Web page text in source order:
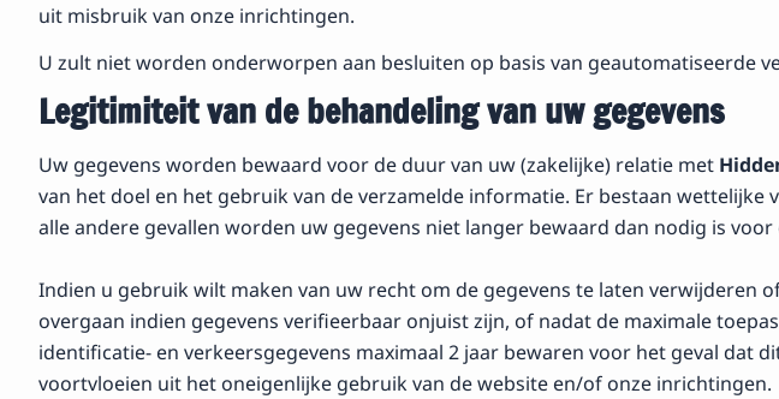
uit misbruik van onze inrichtingen.
U zult niet worden onderworpen aan besluiten op basis van geautomatiseerde
Legitimiteit van de behandeling van uw gegevens
Uw gegevens worden bewaard voor de duur van uw (zakelijke) relatie met
van het doel en het gebruik van de verzamelde informatie. Er bestaan
alle andere gevallen worden uw gegevens niet langer bewaard dan nodig is
Indien u gebruik wilt maken van uw recht om de gegevens te laten
overgaan indien gegevens verifieerbaar onjuist zijn, of nadat de maximale
identificatie- en verkeersgegevens maximaal 2 jaar bewaren voor het geval
voortvloeien uit het oneigenlijke gebruik van de website en/of onze inrichtingen.